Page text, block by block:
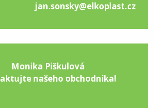
jan.sonsky@elkoplast.cz
Monika Piškulová
našeho obchodníka!